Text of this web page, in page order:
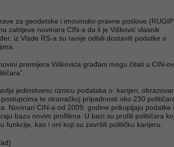
za geodetske i imovinsko-pravne poslove
zahtjeve novinara CIN-a da li je Višković vlasnik
iz Vlade RS-a su ranije odbili dostaviti podatke o
premijera Viškovića građani mogu čitati u CIN-
jedinstvenu riznicu podataka o: karijeri,
te stranačkoj pripadnosti oko 230
Novinari CIN-a od 2009. godine prikupljaju podatke i
bazu novim profilima. U bazi su profili političara
funkcije, kao i oni koji su završili političku karijeru.